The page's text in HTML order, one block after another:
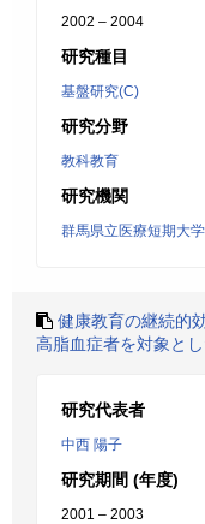
2002 – 2004
研究種目
基盤研究(C)
研究分野
教科教育
研究機関
群馬県立医療短期大学
健康教育の継続的
高脂血症者を対象と
研究代表者
中西 陽子
研究期間 (年度)
2001 – 2003